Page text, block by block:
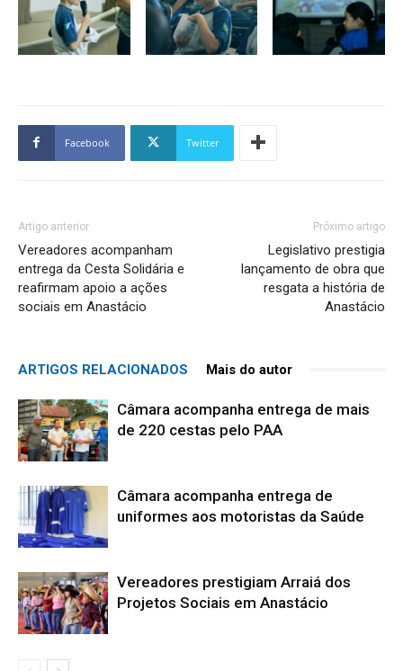
Facebook Twitter
Artigo anterior
Vereadores acompanham
entrega da Cesta Solidária e
reafirmam apoio a ações
sociais em Anastácio
Próximo artigo
Legislativo prestigia
lançamento de obra que
resgata a história de
Anastácio
ARTIGOS RELACIONADOS Mais do autor
Câmara acompanha entrega de mais
de 220 cestas pelo PAA
Câmara acompanha entrega de
uniformes aos motoristas da Saúde
Vereadores prestigiam Arraiá dos
Projetos Sociais em Anastácio